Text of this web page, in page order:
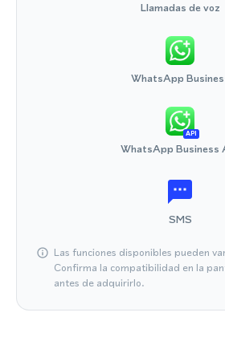
Llamadas de voz
WhatsApp
API
WhatsApp Business
SMS
Las funciones disponibles pueden
Confirma la compatibilidad en la
antes de adquirirlo.